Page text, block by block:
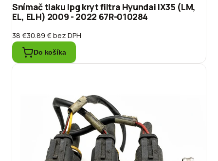
Snímač tlaku lpg kryt filtra Hyundai IX35 (LM,
EL, ELH) 2009 - 2022 67R-010284
38 €30.89 €bez DPH
Do košíka